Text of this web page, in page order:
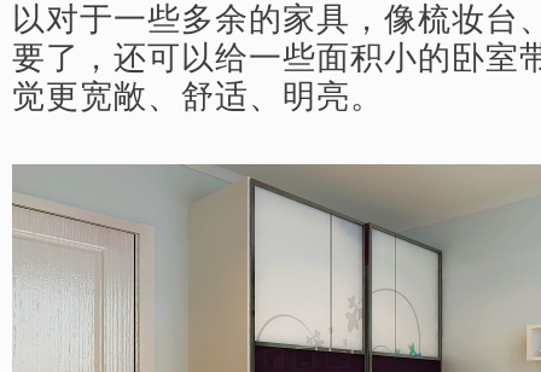
以对于一些多余的家具，像梳妆台
要了，还可以给一些面积小的卧室
觉更宽敞、舒适、明亮。